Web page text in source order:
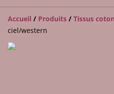
Accueil / Produits / Tissus coton
ciel/western